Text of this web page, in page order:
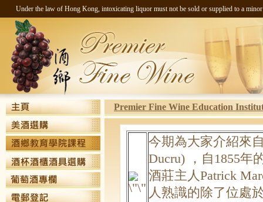
Under the law of Hong Kong, intoxicating liquor must not be sold or supplied to a
Premier Fine Wine Education
今期為大家介紹來
Ducru) ，自1855年
酒莊主人Patrick
人熟識的除了位處